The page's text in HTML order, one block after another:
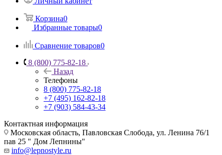
Корзина0
Избранные товары0
Сравнение товаров0
8 (800) 775-82-18
Назад
Телефоны
8 (800) 775-82-18
+7 (495) 162-82-18
+7 (903) 584-43-34
Контактная информация
Московская область, Павловская Слобода, ул. Ленина 76/1
пав 25 " Дом Лепнины"
info@lepnostyle.ru